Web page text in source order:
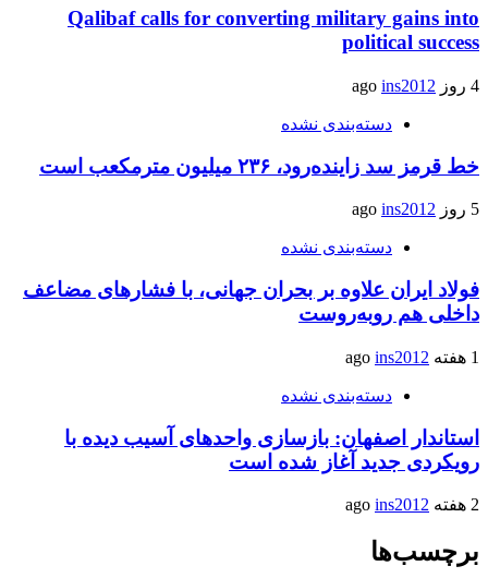
Qalibaf calls for converting military gains into
political success
4 روز ago ins2012
دسته‌بندی نشده
خط قرمز سد زاینده‌رود، ۲۳۶ میلیون مترمکعب است
5 روز ago ins2012
دسته‌بندی نشده
فولاد ایران علاوه بر بحران جهانی، با فشارهای مضاعف
داخلی هم روبه‌روست
1 هفته ago ins2012
دسته‌بندی نشده
استاندار اصفهان: بازسازی واحدهای آسیب دیده با
رویکردی جدید آغاز شده است
2 هفته ago ins2012
برچسب‌ها